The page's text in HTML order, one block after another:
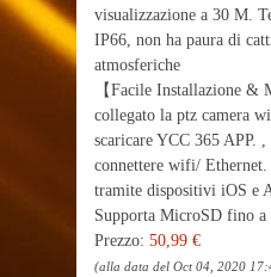
visualizzazione a 30 M.
IP66, non ha paura di
atmosferiche
【Facile Installazione &
collegato la ptz camera
scaricare YCC 365 APP.
connettere wifi/
tramite dispositivi iOS e
Supporta MicroSD fino a
Prezzo: 50,99 €
(alla data del Oct 04, 2020